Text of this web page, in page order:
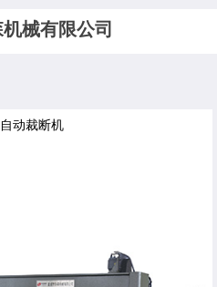
械有限公司
动裁断机